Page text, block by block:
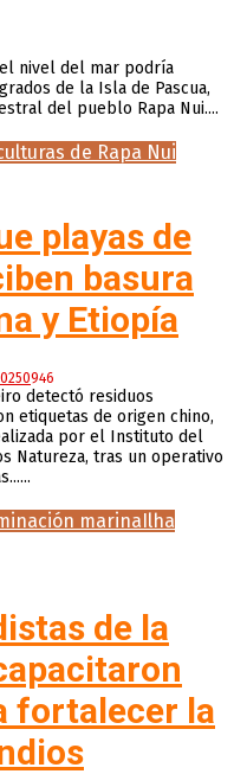
nivel del mar podría
de la Isla de Pascua,
del pueblo Rapa Nui....
de Rapa Nui
playas de
basura
y Etiopía
0946
detectó residuos
etiquetas de origen chino,
por el Instituto del
Natureza, tras un operativo
marinaIlha
de la
fortalecer la